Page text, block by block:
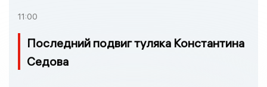
11:00
Последний подвиг туляка Константина
Седова